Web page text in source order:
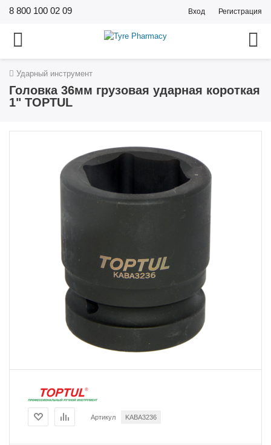
8 800 100 02 09 Вход Регистрация
Ударный инструмент
Головка 36мм грузовая ударная короткая
1" TOPTUL
Артикул KABA3236